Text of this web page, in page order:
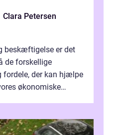
Clara Petersen
beskæftigelse er det
de forskellige
fordele, der kan hjælpe
økonomiske